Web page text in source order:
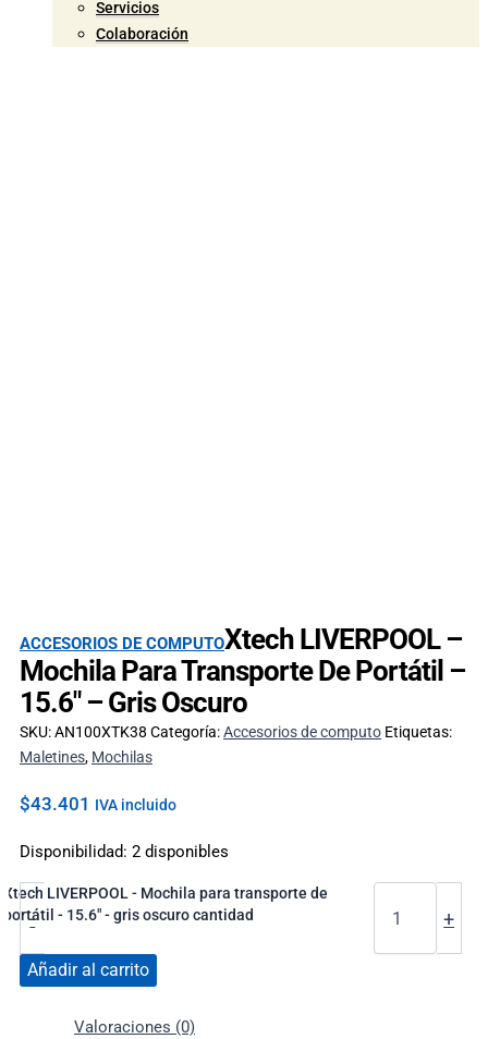
Servicios
Colaboración
ACCESORIOS DE COMPUTOXtech LIVERPOOL –
Mochila Para Transporte De Portátil –
15.6″ – Gris Oscuro
SKU:AN100XTK38 Categoría:Accesorios de computo Etiquetas:
Maletines, Mochilas
$43.401 IVA incluido
Disponibilidad: 2 disponibles
-
Xtech LIVERPOOL - Mochila para transporte de
portátil - 15.6" - gris oscuro cantidad
+
Añadir al carrito
Valoraciones (0)